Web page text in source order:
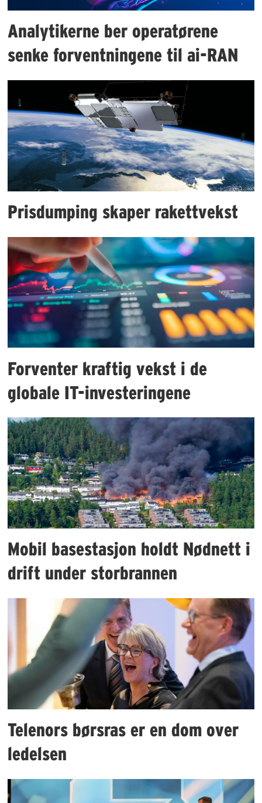
Analytikerne ber operatørene
senke forventningene til ai-RAN
Prisdumping skaper rakettvekst
Forventer kraftig vekst i de
globale IT-investeringene
Mobil basestasjon holdt Nødnett i
drift under storbrannen
Telenors børsras er en dom over
ledelsen